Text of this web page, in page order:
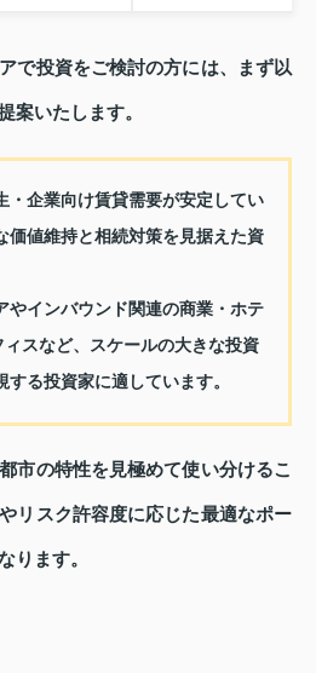
で投資をご検討の方には、まず以
案いたします。
・企業向け賃貸需要が安定してい
価値維持と相続対策を見据えた資
やインバウンド関連の商業・ホテ
スなど、スケールの大きな投資
る投資家に適しています。
市の特性を見極めて使い分けるこ
リスク許容度に応じた最適なポー
ります。